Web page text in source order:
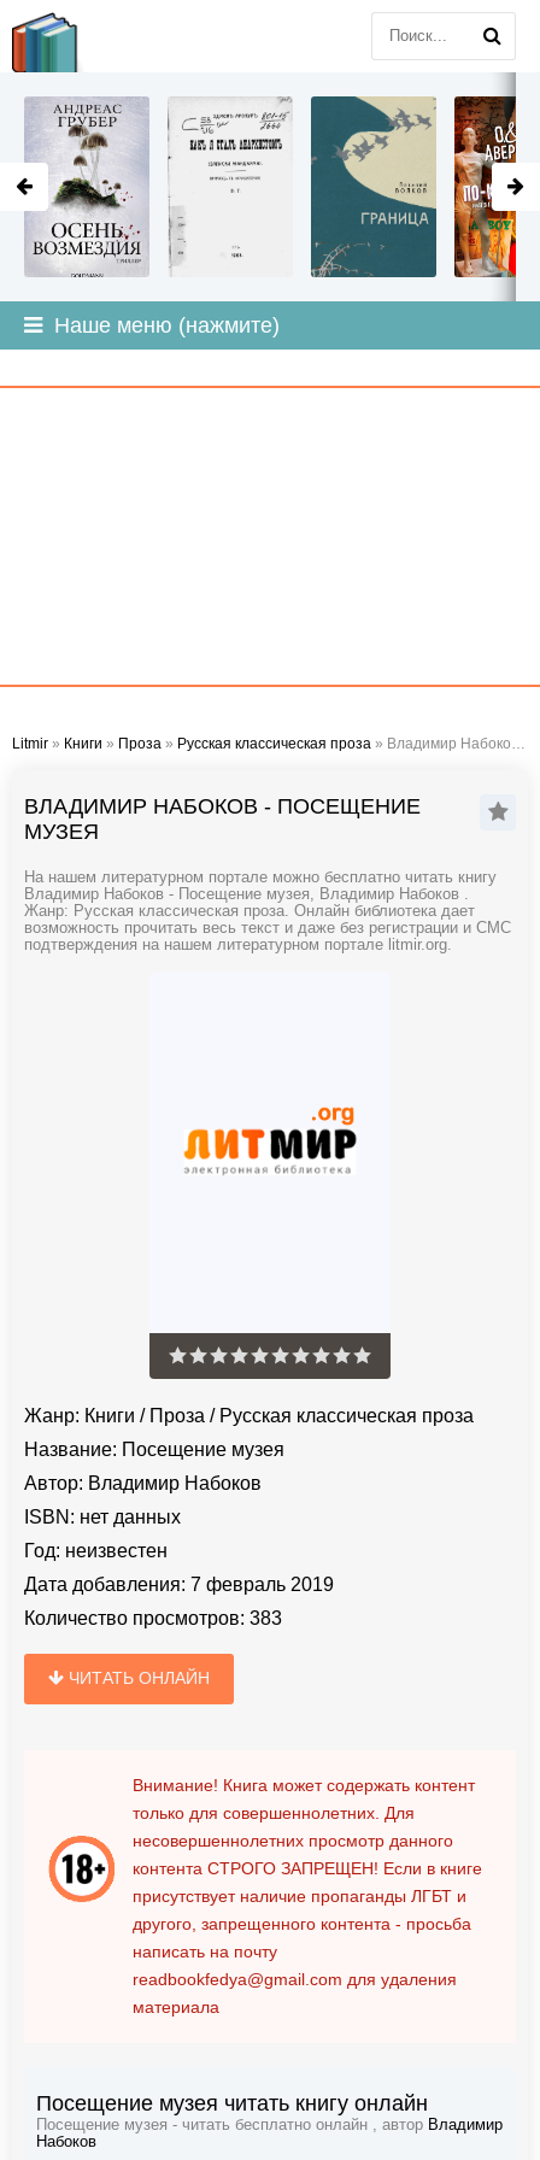
Наше меню (нажмите)
Litmir » Книги » Проза » Русская классическая проза » Владимир Набоков - Посещение музея
ВЛАДИМИР НАБОКОВ - ПОСЕЩЕНИЕ
МУЗЕЯ
На нашем литературном портале можно бесплатно читать книгу
Владимир Набоков - Посещение музея, Владимир Набоков .
Жанр: Русская классическая проза. Онлайн библиотека дает
возможность прочитать весь текст и даже без регистрации и СМС
подтверждения на нашем литературном портале litmir.org.
Жанр: Книги / Проза / Русская классическая проза
Название: Посещение музея
Автор: Владимир Набоков
ISBN: нет данных
Год: неизвестен
Дата добавления: 7 февраль 2019
Количество просмотров: 383
ЧИТАТЬ ОНЛАЙН
Внимание! Книга может содержать контент
только для совершеннолетних. Для
несовершеннолетних просмотр данного
контента СТРОГО ЗАПРЕЩЕН! Если в книге
присутствует наличие пропаганды ЛГБТ и
другого, запрещенного контента - просьба
написать на почту
readbookfedya@gmail.com для удаления
материала
Посещение музея читать книгу онлайн
Посещение музея - читать бесплатно онлайн , автор Владимир
Набоков
LITMIR.ORG